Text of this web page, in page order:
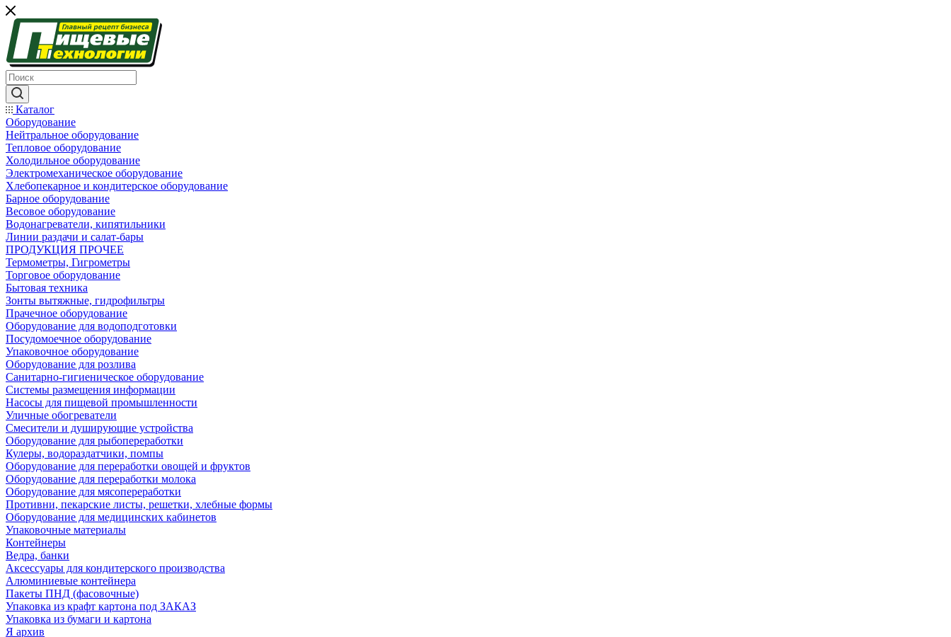
Каталог
Оборудование
Нейтральное оборудование
Тепловое оборудование
Холодильное оборудование
Электромеханическое оборудование
Хлебопекарное и кондитерское оборудование
Барное оборудование
Весовое оборудование
Водонагреватели, кипятильники
Линии раздачи и салат-бары
ПРОДУКЦИЯ ПРОЧЕЕ
Термометры, Гигрометры
Торговое оборудование
Бытовая техника
Зонты вытяжные, гидрофильтры
Прачечное оборудование
Оборудование для водоподготовки
Посудомоечное оборудование
Упаковочное оборудование
Оборудование для розлива
Санитарно-гигиеническое оборудование
Системы размещения информации
Насосы для пищевой промышленности
Уличные обогреватели
Смесители и душирующие устройства
Оборудование для рыбопереработки
Кулеры, водораздатчики, помпы
Оборудование для переработки овощей и фруктов
Оборудование для переработки молока
Оборудование для мясопереработки
Противни, пекарские листы, решетки, хлебные формы
Оборудование для медицинских кабинетов
Упаковочные материалы
Контейнеры
Ведра, банки
Аксессуары для кондитерского производства
Алюминиевые контейнера
Пакеты ПНД (фасовочные)
Упаковка из крафт картона под ЗАКАЗ
Упаковка из бумаги и картона
Я архив